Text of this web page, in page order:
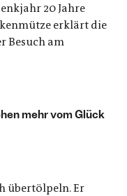
20 Jahre
erklärt die
Besuch am
mehr vom Glück
übertölpeln. Er